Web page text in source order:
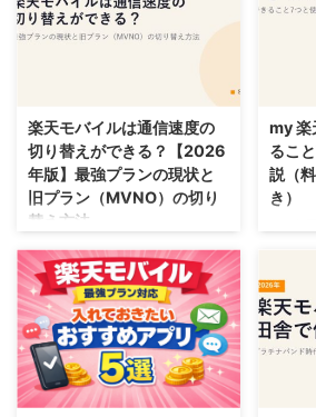
楽天モバイルは通信速度の
切り替えができる？【2026
年版】最強プランの現状と
旧プラン（MVNO）の切り
替え方法
楽天モバイルは通信速度の切り替
えができる？最強プランの現状と
旧プラン（MVNO）の切り替えを
解説。Rakuten最強プランは「国
内の速度切り替え」非対応など、
手順・注意点を詳しく説明しま
す。【2026年版】
my 楽
るこ
説（
き）
my 楽
／Web
ど、手
ます。
2026/8/4